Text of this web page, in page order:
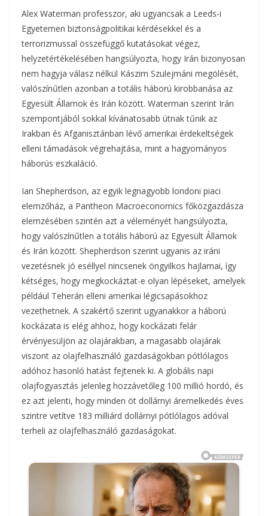
Alex Waterman professzor, aki ugyancsak a Leeds-i
Egyetemen biztonságpolitikai kérdésekkel és a
terrorizmussal összefüggő kutatásokat végez,
helyzetértékelésében hangsúlyozta, hogy Irán bizonyosan
nem hagyja válasz nélkül Kászim Szulejmáni megölését,
valószínűtlen azonban a totális háború kirobbanása az
Egyesült Államok és Irán között. Waterman szerint Irán
szempontjából sokkal kívánatosabb útnak tűnik az
Irakban és Afganisztánban lévő amerikai érdekeltségek
elleni támadások végrehajtása, mint a hagyományos
háborús eszkaláció.
Ian Shepherdson, az egyik legnagyobb londoni piaci
elemzőház, a Pantheon Macroeconomics főközgazdásza
elemzésében szintén azt a véleményét hangsúlyozta,
hogy valószínűtlen a totális háború az Egyesült Államok
és Irán között. Shepherdson szerint ugyanis az iráni
vezetésnek jó eséllyel nincsenek öngyilkos hajlamai, így
kétséges, hogy megkockáztat-e olyan lépéseket, amelyek
például Teherán elleni amerikai légicsapásokhoz
vezethetnek. A szakértő szerint ugyanakkor a háború
kockázata is elég ahhoz, hogy kockázati felár
érvényesüljön az olajárakban, a magasabb olajárak
viszont az olajfelhasználó gazdaságokban pótlólagos
adóhoz hasonló hatást fejtenek ki. A globális napi
olajfogyasztás jelenleg hozzávetőleg 100 millió hordó, és
ez azt jelenti, hogy minden öt dollárnyi áremelkedés éves
szintre vetítve 183 milliárd dollárnyi pótlólagos adóval
terheli az olajfelhasználó gazdaságokat.